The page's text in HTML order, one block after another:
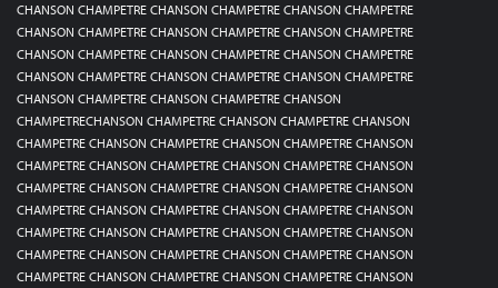
CHANSON CHAMPETRE CHANSON CHAMPETRE CHANSON CHAMPETRE
CHANSON CHAMPETRE CHANSON CHAMPETRE CHANSON CHAMPETRE
CHANSON CHAMPETRE CHANSON CHAMPETRE CHANSON CHAMPETRE
CHANSON CHAMPETRE CHANSON CHAMPETRE CHANSON CHAMPETRE
CHANSON CHAMPETRE CHANSON CHAMPETRE CHANSON
CHAMPETRECHANSON CHAMPETRE CHANSON CHAMPETRE CHANSON
CHAMPETRE CHANSON CHAMPETRE CHANSON CHAMPETRE CHANSON
CHAMPETRE CHANSON CHAMPETRE CHANSON CHAMPETRE CHANSON
CHAMPETRE CHANSON CHAMPETRE CHANSON CHAMPETRE CHANSON
CHAMPETRE CHANSON CHAMPETRE CHANSON CHAMPETRE CHANSON
CHAMPETRE CHANSON CHAMPETRE CHANSON CHAMPETRE CHANSON
CHAMPETRE CHANSON CHAMPETRE CHANSON CHAMPETRE CHANSON
CHAMPETRE CHANSON CHAMPETRE CHANSON CHAMPETRE CHANSON